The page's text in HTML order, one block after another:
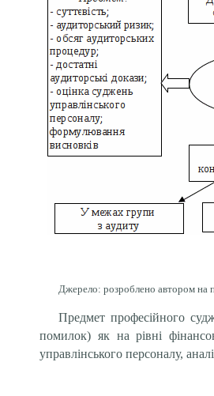
Джерело: розроблено автором на
Предмет професійного
помилок) як на рівні
управлінського персоналу,